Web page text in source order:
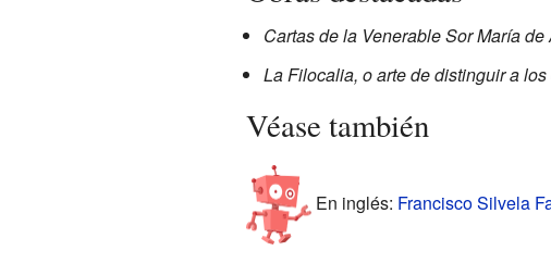
Cartas de la Venerable Sor María
La Filocalia, o arte de distinguir a
Véase también
En inglés: Francisco Silvela